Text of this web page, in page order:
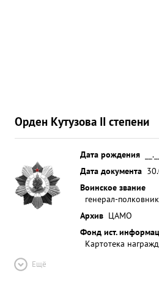
Орден Кутузова II степени
Дата рождения
Дата документа
Воинское звание
генерал-полковник
Архив ЦАМО
Фонд ист.
Картотека
Ещё